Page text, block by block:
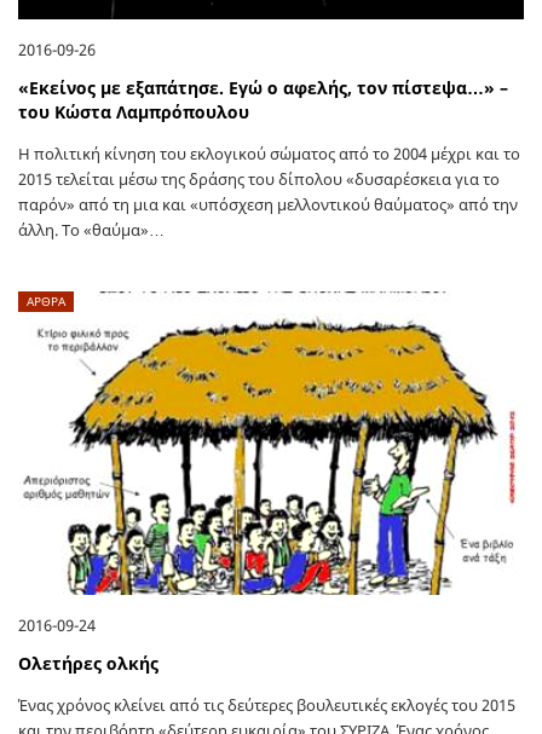
2016-09-26
«Εκείνος με εξαπάτησε. Εγώ ο αφελής, τον πίστεψα…» –
του Κώστα Λαμπρόπουλου
Η πολιτική κίνηση του εκλογικού σώματος από το 2004 μέχρι και το
2015 τελείται μέσω της δράσης του δίπολου «δυσαρέσκεια για το
παρόν» από τη μια και «υπόσχεση μελλοντικού θαύματος» από την
άλλη. Το «θαύμα»…
ΑΡΘΡΑ
2016-09-24
Ολετήρες ολκής
Ένας χρόνος κλείνει από τις δεύτερες βουλευτικές εκλογές του 2015